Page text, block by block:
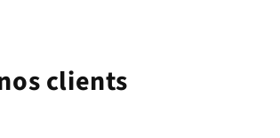
clients